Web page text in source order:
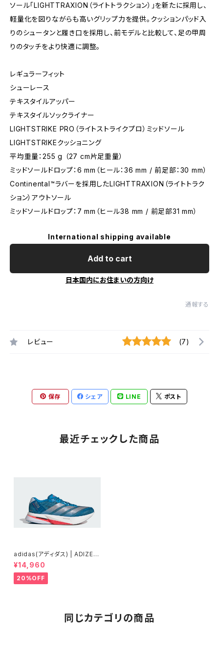
ソール「LIGHTTRAXION（ライトトラクション）」を新たに採用し、
軽量化を図りながらも高いグリップ力を提供。クッションパッド入
りのシュータンと履き口を採用し、前モデルと比較して、足の甲周
りのタッチをより快適に調整。
レギュラーフィット
シューレース
テキスタイルアッパー
テキスタイルソックライナー
LIGHTSTRIKE PRO（ライトストライクプロ）ミッドソール
LIGHTSTRIKEクッショニング
平均重量：255 g （27 cm片足重量）
ミッドソールドロップ：6 mm（ヒール：36 mm / 前足部：30 mm）
Continental™ラバーを採用したLIGHTTRAXION（ライトトラク
ション）アウトソール
ミッドソールドロップ：7 mm（ヒール38 mm / 前足部31 mm）
International shipping available
Add to cart
日本国内にお住まいの方向け
通報する
レビュー (7)
保存 シェア LINE ポスト
最近チェックした商品
adidas(アディダス) | ADIZER
O BOSTON 13M | ソーラーブ
ルー/シルバーメタリック/ダーク
ソーラーブルー | Men
¥14,960
20%OFF
同じカテゴリの商品